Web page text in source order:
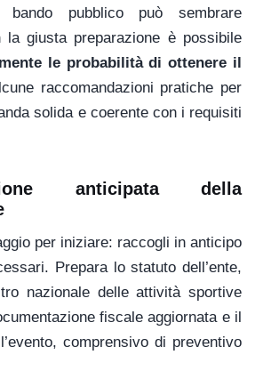
pubblico può sembrare
la giusta preparazione è possibile
le probabilità di ottenere il
raccomandazioni pratiche per
solida e coerente con i requisiti
anticipata della
per iniziare: raccogli in anticipo
Prepara lo statuto dell’ente,
nazionale delle attività sportive
fiscale aggiornata e il
comprensivo di preventivo